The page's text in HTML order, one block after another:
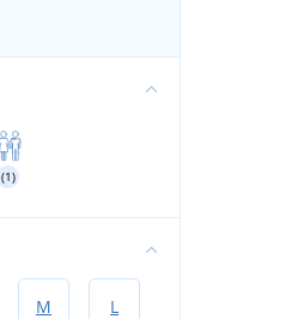
(1)
M L